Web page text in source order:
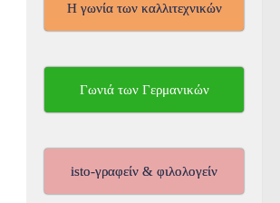
Η γωνία των καλλιτεχνικών
Γωνιά των Γερμανικών
isto-γραφείν & φιλολογείν